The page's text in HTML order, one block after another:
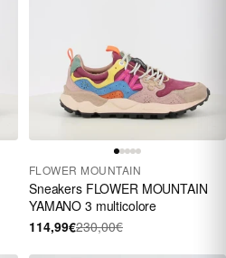
FLOWER MOUNTAIN
Sneakers FLOWER MOUNTAIN
YAMANO 3 multicolore
114,99€230,00€